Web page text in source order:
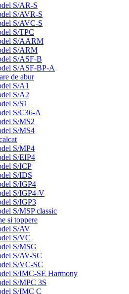
S/AR-S
S/AVR-S
S/AVC-S
S/TPC
S/AARM
S/ARM
S/ASF-B
S/ASF-BP-A
de abur
S/A1
S/A2
S/S1
S/C36-A
S/MS2
S/MS4
S/MP4
S/EIP4
S/ICP
S/IDS
S/IGP4
S/IGP4-V
S/IGP3
S/MSP classic
si toppere
S/AV
S/VC
S/MSG
S/AV-SC
S/VC-SC
S/IMC-SE Harmony
S/MPC 3S
S/IMC C